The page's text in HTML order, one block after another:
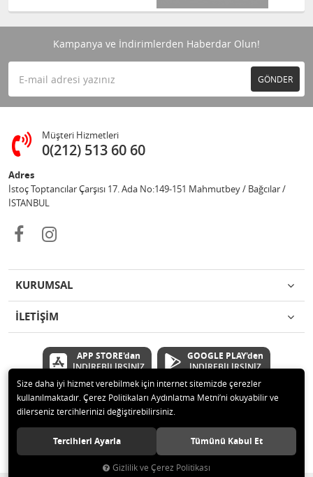
Kampanya ve İndirimlerden Haberdar Olun!
GÖNDER
Müşteri Hizmetleri
0(212) 513 60 60
Adres
İstoç Toptancılar Çarşısı 17. Ada No:149-151 Mahmutbey / Bağcılar /
İSTANBUL
KURUMSAL
İLETİŞİM
APP STORE'dan
İNDİREBİLİRSİNİZ
GOOGLE PLAY'den
İNDİREBİLİRSİNİZ
© 2020 Çetinkaya Elektronik Kırtasiye Oyuncak San ve Tic.Ltd.Şti Tüm
Size daha iyi hizmet verebilmek için internet sitemizde çerezler
kullanılmaktadır. Çerez Politikaları Aydınlatma Metni’ni okuyabilir ve
dilerseniz tercihlerinizi değiştirebilirsiniz.
Tercihleri Ayarla Tümünü Kabul Et
Gizlilik ve Çerez Politikası